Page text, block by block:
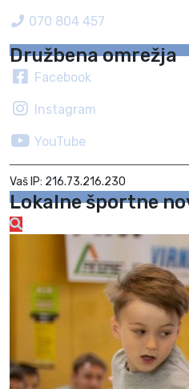
070 804 457
Družbena omrežja
Facebook
Instagram
YouTube
Vaš IP: 216.73.216.230
Lokalne športne